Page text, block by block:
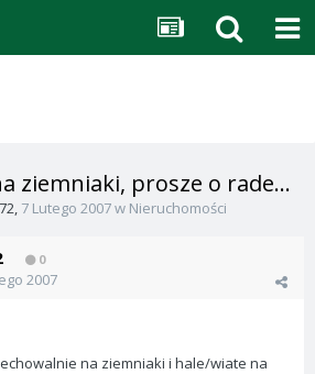
ziemniaki, prosze o rade...
, 7 Lutego 2007w Nieruchomości
0
2007
na ziemniaki i hale/wiate na